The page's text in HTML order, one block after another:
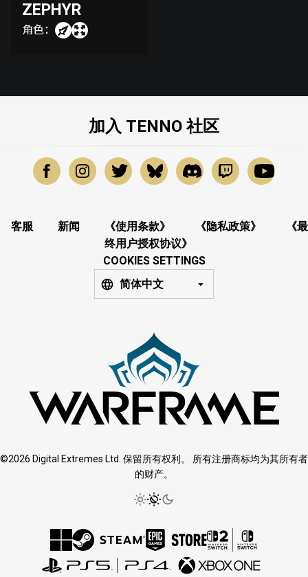
ZEPHYR
角色：
加入 TENNO 社区
客服 新闻 《使用条款》 《隐私政策》
《最
终用户授权协议》
COOKIES SETTINGS
简体中文
©2026 Digital Extremes Ltd. 保留所有权利。 所有注册商标均为其所有者
的财产。